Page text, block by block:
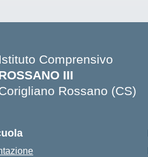
Istituto Comprensivo
III
Rossano (CS)